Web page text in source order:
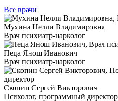
Все врачи
Мухина Нелли Владимировна
Врач психиатр-нарколог
Пеца Янош Иванович
Врач психиатр-нарколог
Скопин Сергей Викторович
Психолог, программный директор